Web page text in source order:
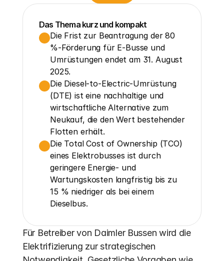
Das Thema kurz und kompakt
Die Frist zur Beantragung der 80
%-Förderung für E-Busse und
Umrüstungen endet am 31. August
2025.
Die Diesel-to-Electric-Umrüstung
(DTE) ist eine nachhaltige und
wirtschaftliche Alternative zum
Neukauf, die den Wert bestehender
Flotten erhält.
Die Total Cost of Ownership (TCO)
eines Elektrobusses ist durch
geringere Energie- und
Wartungskosten langfristig bis zu
15 % niedriger als bei einem
Dieselbus.
Für Betreiber von Daimler Bussen wird die
Elektrifizierung zur strategischen